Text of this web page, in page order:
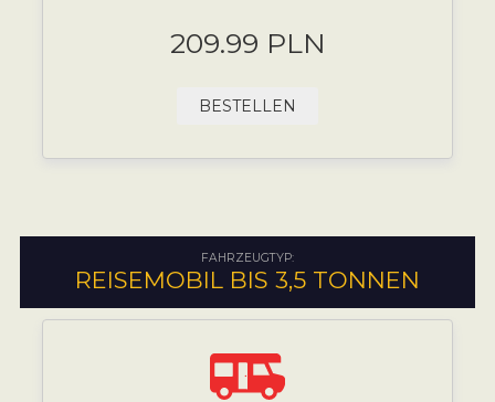
209.99 PLN
BESTELLEN
FAHRZEUGTYP:
REISEMOBIL BIS 3,5 TONNEN